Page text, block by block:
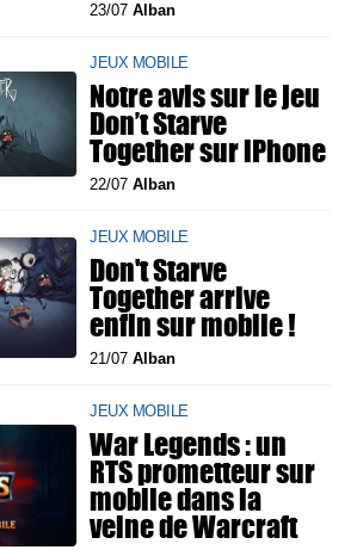
23/07Alban
JEUX MOBILE
Notre avis sur le jeu
Don’t Starve
Together sur iPhone
22/07Alban
JEUX MOBILE
Don't Starve
Together arrive
enfin sur mobile !
21/07Alban
JEUX MOBILE
War Legends : un
RTS prometteur sur
mobile dans la
veine de Warcraft